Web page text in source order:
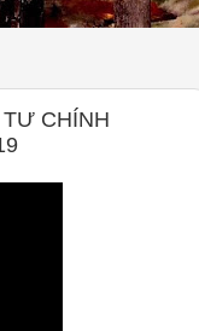
CHÍNH